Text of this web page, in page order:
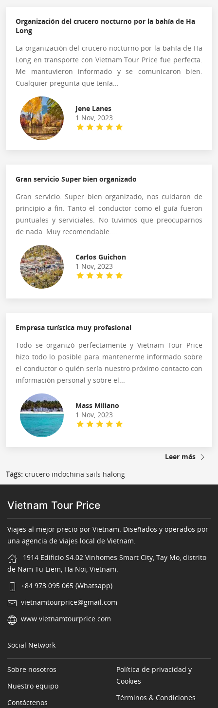
Organización del crucero nocturno por la bahía de Ha
Long
La organización del crucero nocturno por la bahía de Ha
Long en transporte con Vietnam Tour Price fue perfecta.
Me mantuvieron informado y se comunicaron bien.
Cualquier pregunta que tenía...
Jene Lanes
1 Nov, 2023
Gran servicio Super bien organizado
Gran servicio. Super bien organizado; nos cuidaron de
principio a fin. Tanto el conductor como el guía fueron
puntuales y serviciales. No tuvimos que preocuparnos
de nada. Muy recomendable....
Carlos Guichon
1 Nov, 2023
Empresa turística muy profesional
Todo se organizó perfectamente y Vietnam Tour Price
hizo todo lo posible para mantenerme informado sobre
el conductor o quién sería nuestro próximo contacto con
información personal y sobre el...
Mass Miliano
1 Nov, 2023
Leer más
Tags: crucero indochina sails halong
Vietnam Tour Price
Viajes al mejor precio por Vietnam. Diseñados y operados por
una agencia de viajes local de Vietnam.
1914 Edificio S4.02 Vinhomes Smart City, Tay Mo, distrito
de Nam Tu Liem, Ha Noi, Vietnam.
+84 973 095 065 (Whatsapp)
vietnamtourprice@gmail.com
www.vietnamtourprice.com
Social Network
Sobre nosotros
Nuestro equipo
Contáctenos
Política de privacidad y
Cookies
Términos & Condiciones